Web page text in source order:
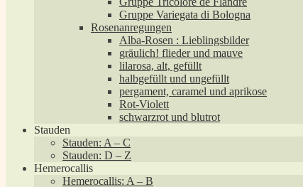
Gruppe Variegata di Bologna
Rosenanregungen
Alba-Rosen : Lieblingsbilder
gräulich! flieder und mauve
lilarosa, alt, gefüllt
halbgefüllt und ungefüllt
pergament, caramel und aprikose
Rot-Violett
schwarzrot und blutrot
Stauden
Stauden: A – C
Stauden: D – Z
Hemerocallis
Hemerocallis: A – B